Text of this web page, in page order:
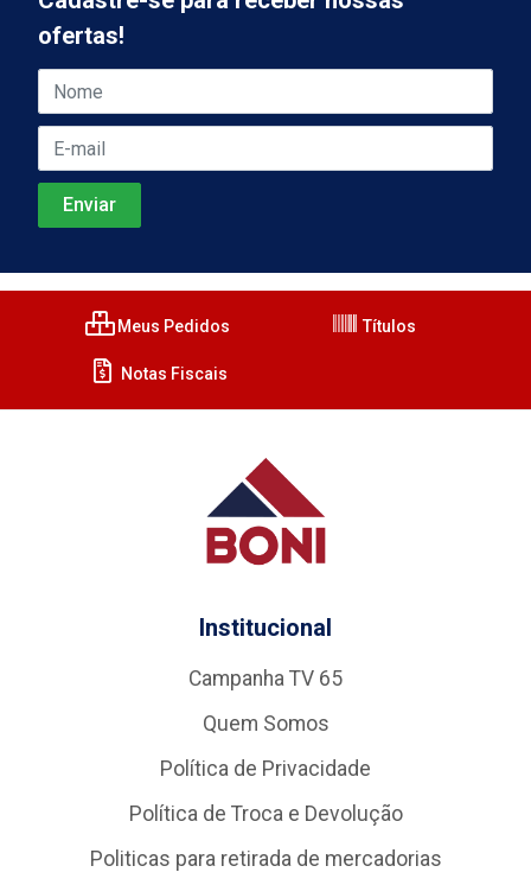
ofertas!
Meus Pedidos Títulos
Notas Fiscais
Institucional
Campanha TV 65
Quem Somos
Política de Privacidade
Política de Troca e Devolução
Politicas para retirada de mercadorias